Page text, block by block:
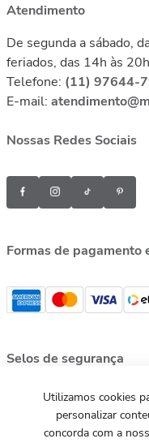
Atendimento
De segunda a sábado,
feriados, das 14h às 20h
Telefone: (11) 97644-
E-mail:
Nossas Redes Sociais
Formas de pagamento
Selos de segurança
Utilizamos cookies
personalizar
concorda com a